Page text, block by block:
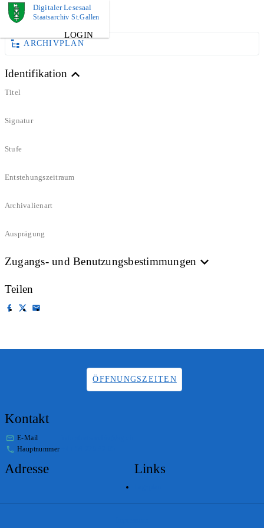
Digitaler Lesesaal
Staatsarchiv St.Gallen
LOGIN
DOKUMENT
ARCHIVPLAN
Identifikation
Titel
Signatur
Stufe
Entstehungszeitraum
Archivalienart
Ausprägung
Zugangs- und Benutzungsbestimmungen
Teilen
ÖFFNUNGSZEITEN
Kontakt
E-Mail
Hauptnummer
Adresse Links